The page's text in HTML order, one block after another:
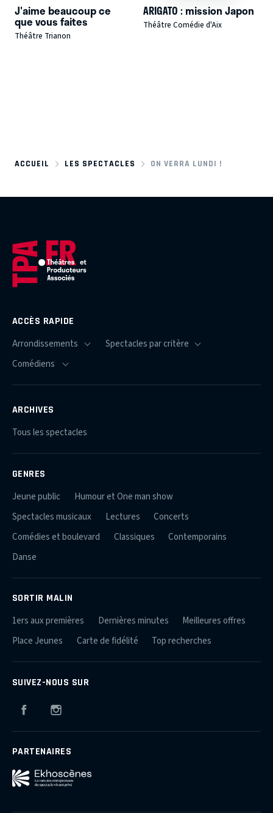
J'aime beaucoup ce
que vous faites
Théâtre Trianon
ARIGATO : mission Japon
Théâtre Comédie d'Aix
ACCUEIL LES SPECTACLES ON VERRA LUNDI !
ACCÈS RAPIDE
ARCHIVES
Tous les spectacles
GENRES
Jeune public
Humour et One man show
Spectacles musicaux
Lectures
Concerts
Comédies et boulevard
Classiques
Contemporains
Danse
SORTIR MALIN
1ers aux premières Dernières minutes
Meilleures offres
Place Jeunes
Carte de fidélité Top recherches
SUIVEZ-NOUS SUR
Facebook
PARTENAIRES